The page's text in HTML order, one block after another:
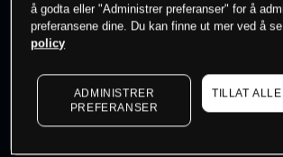
Søk om konto
Kursene er veiledende.Log in
å godta eller "Administrer preferanser" for å
preferansene dine. Du kan finne ut mer ved å
policy
ADMINISTRER
PREFERANSER
TILLAT